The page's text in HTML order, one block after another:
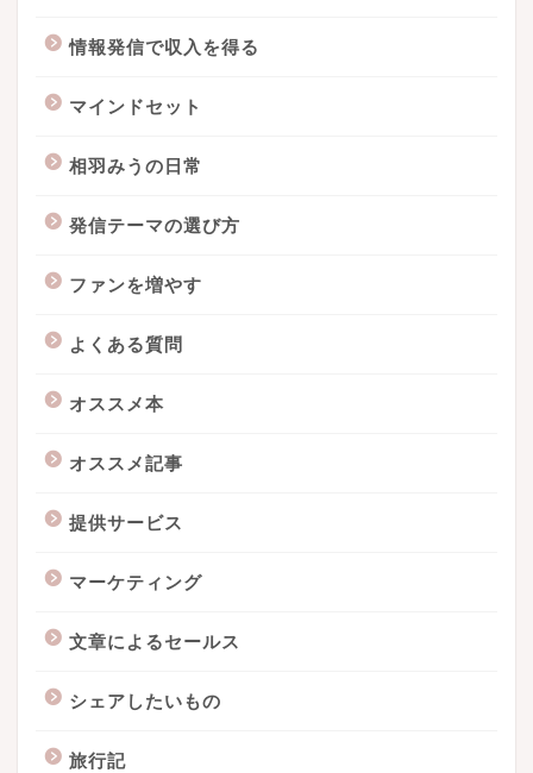
情報発信で収入を得る
マインドセット
相羽みうの日常
発信テーマの選び方
ファンを増やす
よくある質問
オススメ本
オススメ記事
提供サービス
マーケティング
文章によるセールス
シェアしたいもの
旅行記